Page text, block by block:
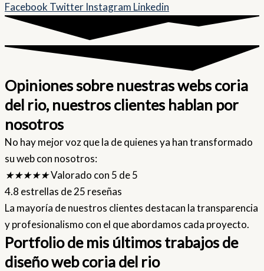
Facebook Twitter Instagram Linkedin
Opiniones sobre nuestras webs coria
del rio, nuestros clientes hablan por
nosotros
No hay mejor voz que la de quienes ya han transformado
su web con nosotros:
★★★★★Valorado con 5 de 5
4.8 estrellas de 25 reseñas
La mayoría de nuestros clientes destacan la transparencia
y profesionalismo con el que abordamos cada proyecto.
Portfolio de mis últimos trabajos de
diseño web coria del rio